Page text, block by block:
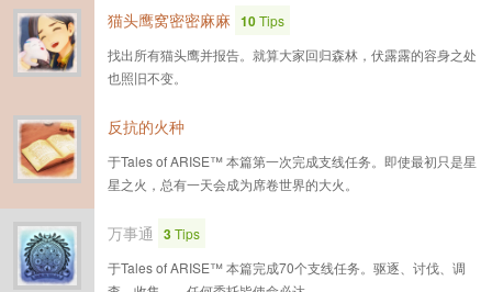
猫头鹰窝密密麻麻 10Tips
找出所有猫头鹰并报告。就算大家回归森林，伏露露的容身之处
也照旧不变。
反抗的火种
于Tales of ARISE™ 本篇第一次完成支线任务。即使最初只是星
星之火，总有一天会成为席卷世界的大火。
万事通 3Tips
于Tales of ARISE™ 本篇完成70个支线任务。驱逐、讨伐、调